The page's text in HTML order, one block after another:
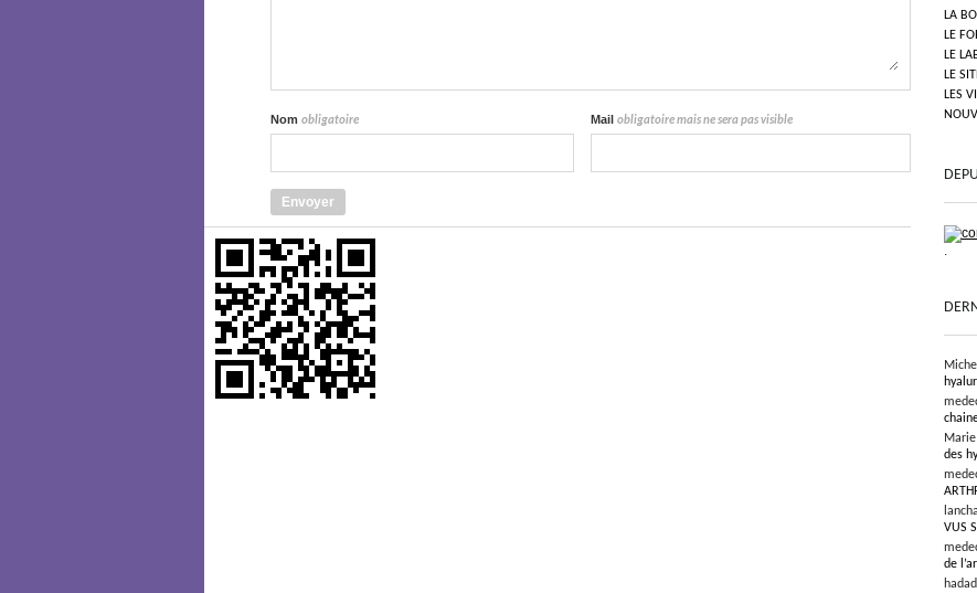
Nom obligatoire Mail obligatoire mais ne sera pas visible
LA
LE
LE
LE
LES
.
des
VUS
de